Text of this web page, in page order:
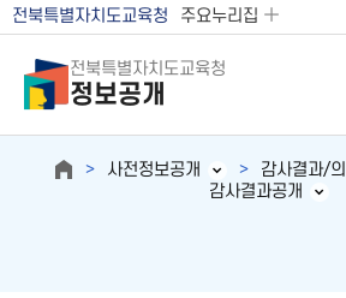
전북특별자치도교육청 주요누리집
전북특별자치도교육청
정보공개
사전정보공개
감사결과/
감사결과공개